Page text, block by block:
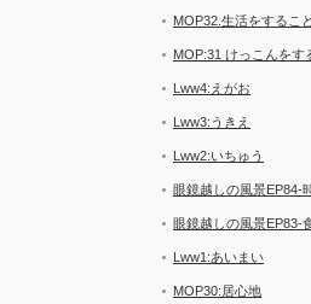
MOP32.生活をすること
MOP:31 けっこんをす
Lww4:えがお
Lww3:うきえ
Lww2:いちゅう
眼鏡越しの風景EP84-
眼鏡越しの風景EP83-
Lww1:あいまい
MOP30:居心地